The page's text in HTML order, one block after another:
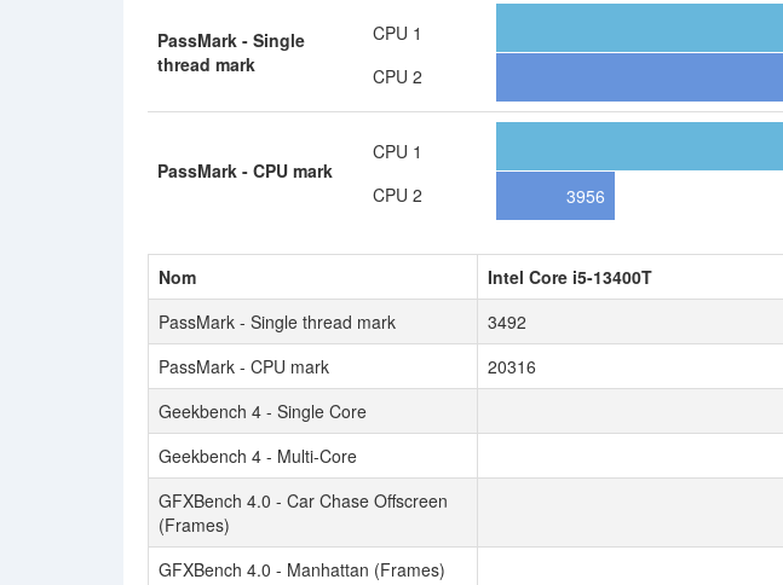
PassMark - Single
thread mark
CPU 1
CPU 2
PassMark - CPU mark
CPU 1
CPU 2
3956
Nom Intel Core i5-13400T
PassMark - Single thread mark
3492
PassMark - CPU mark
20316
Geekbench 4 - Single Core
Geekbench 4 - Multi-Core
GFXBench 4.0 - Car Chase Offscreen
(Frames)
GFXBench 4.0 - Manhattan (Frames)